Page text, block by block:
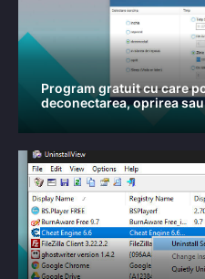
Program gratuit cu care
deconectarea, oprirea